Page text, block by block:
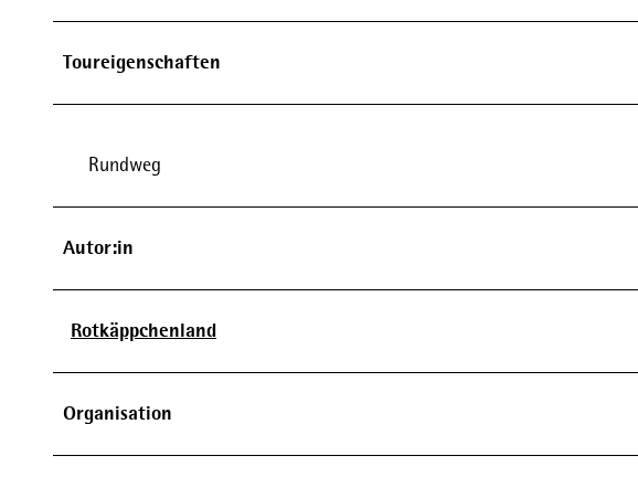
Toureigenschaften
Rundweg
Autor:in
Rotkäppchenland
Organisation